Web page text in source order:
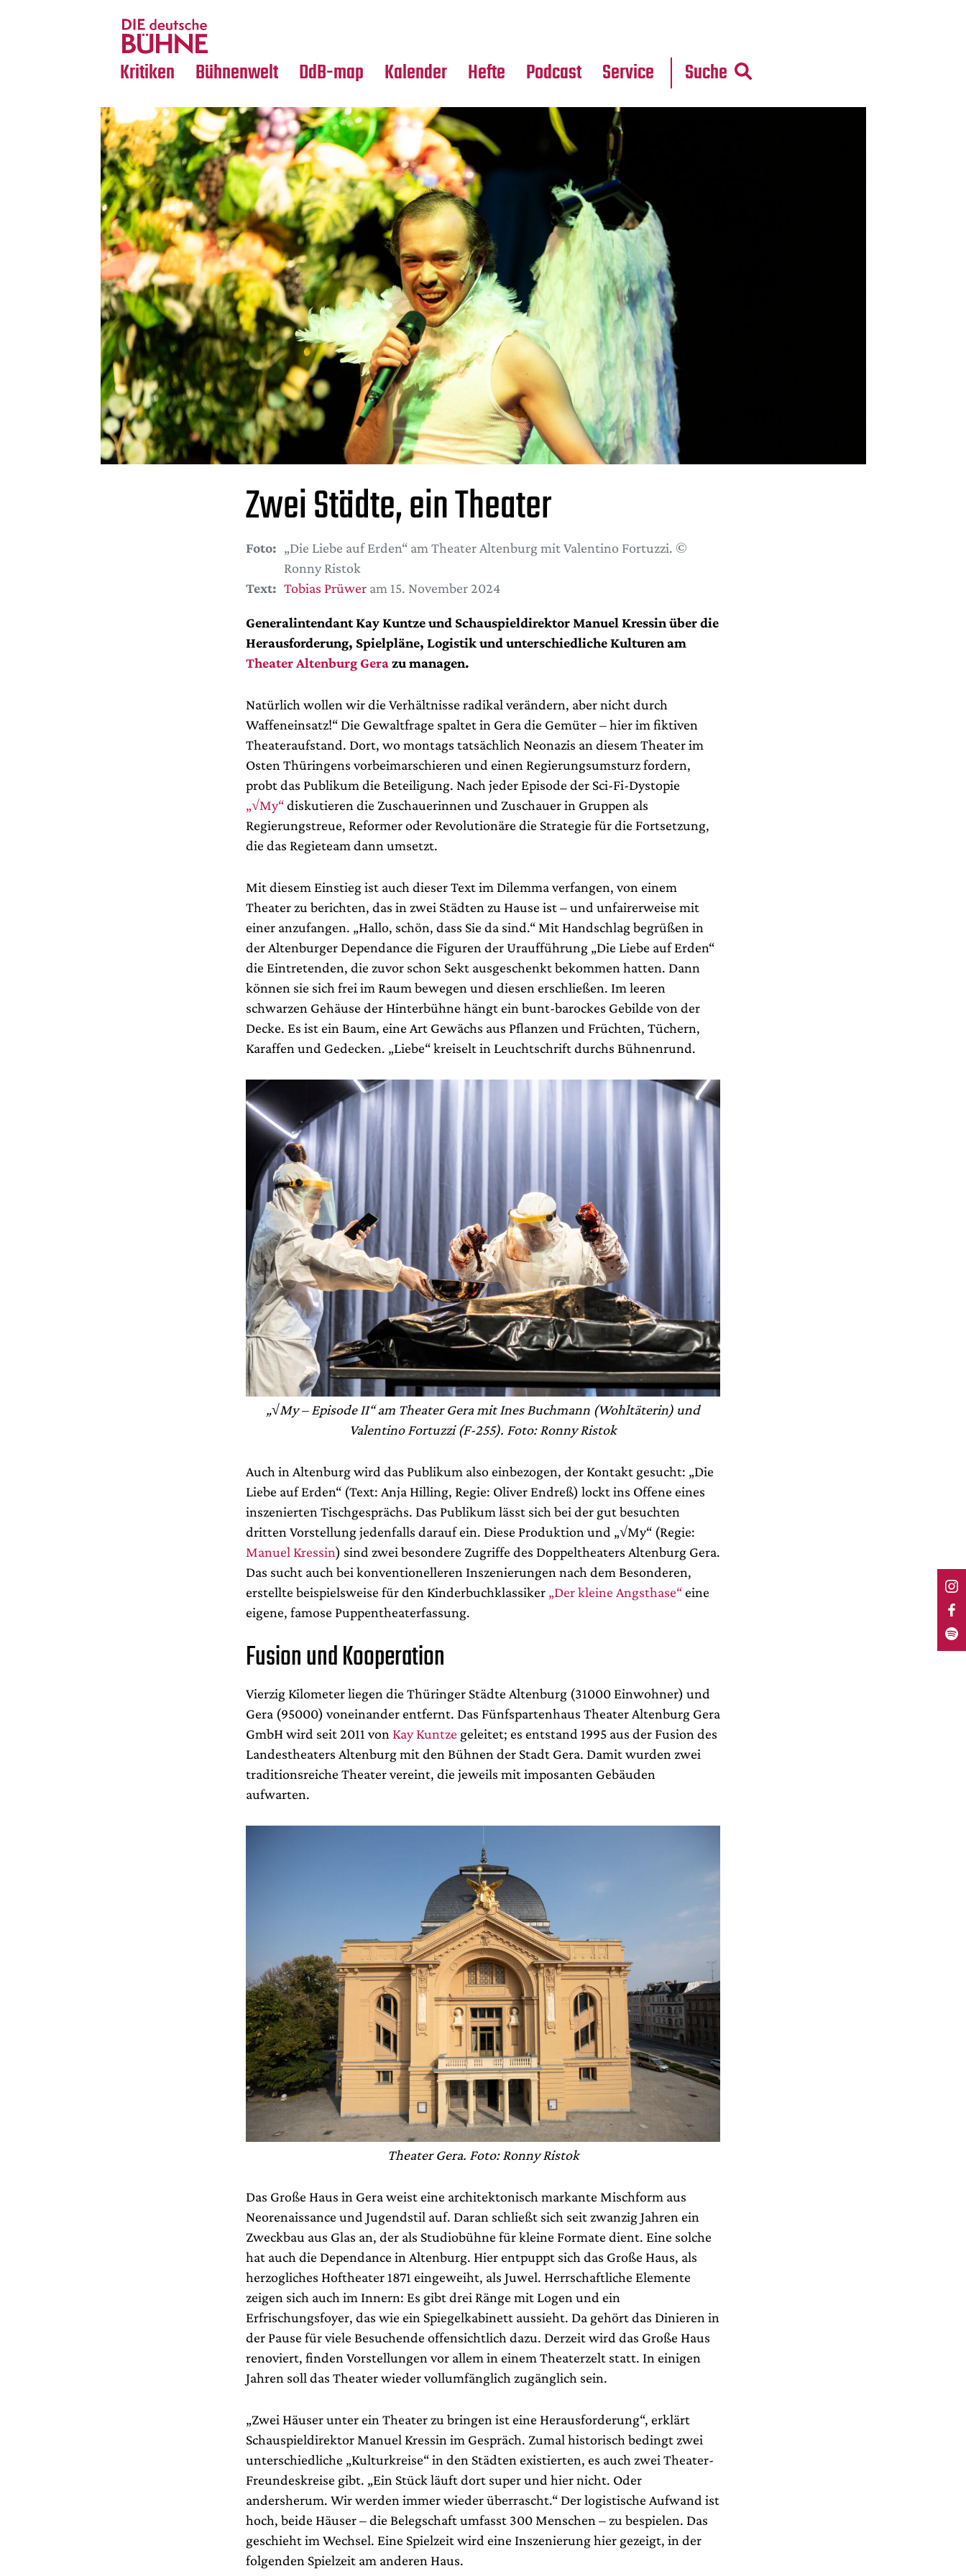
Kritiken
Crossover
Bühnenwelt
Medientipps
DdB-map Kalender Hefte Podcast Service Suche
Zwei Städte, ein Theater
Foto: „Die Liebe auf Erden“ am Theater Altenburg mit Valentino Fortuzzi. ©
Ronny Ristok
Text: Tobias Prüweram 15. November 2024
Generalintendant Kay Kuntze und Schauspieldirektor Manuel Kressin über die
Herausforderung, Spielpläne, Logistik und unterschiedliche Kulturen am
Theater Altenburg Gerazu managen.
Natürlich wollen wir die Verhältnisse radikal verändern, aber nicht durch
Waffeneinsatz!“ Die Gewaltfrage spaltet in Gera die Gemüter – hier im fiktiven
Theateraufstand. Dort, wo montags tatsächlich Neonazis an diesem Theater im
Osten Thüringens vorbeimarschieren und einen Regierungsumsturz fordern,
probt das Publikum die Beteiligung. Nach jeder Episode der Sci-Fi-Dystopie
„√My“diskutieren die Zuschauerinnen und Zuschauer in Gruppen als
Regierungstreue, Reformer oder Revolutionäre die Strategie für die Fortsetzung,
die das Regieteam dann umsetzt.
Mit diesem Einstieg ist auch dieser Text im Dilemma verfangen, von einem
Theater zu berichten, das in zwei Städten zu Hause ist – und unfairerweise mit
einer anzufangen. „Hallo, schön, dass Sie da sind.“ Mit Handschlag begrüßen in
der Altenburger Dependance die Figuren der Uraufführung „Die Liebe auf Erden“
die Eintretenden, die zuvor schon Sekt ausgeschenkt bekommen hatten. Dann
können sie sich frei im Raum bewegen und diesen erschließen. Im leeren
schwarzen Gehäuse der Hinterbühne hängt ein bunt-barockes Gebilde von der
Decke. Es ist ein Baum, eine Art Gewächs aus Pflanzen und Früchten, Tüchern,
Karaffen und Gedecken. „Liebe“ kreiselt in Leuchtschrift durchs Bühnenrund.
„√My – Episode II“ am Theater Gera mit Ines Buchmann (Wohltäterin) und
Valentino Fortuzzi (F-255). Foto: Ronny Ristok
Auch in Altenburg wird das Publikum also einbezogen, der Kontakt gesucht: „Die
Liebe auf Erden“ (Text: Anja Hilling, Regie: Oliver Endreß) lockt ins Offene eines
inszenierten Tischgesprächs. Das Publikum lässt sich bei der gut besuchten
dritten Vorstellung jedenfalls darauf ein. Diese Produktion und „√My“ (Regie:
Manuel Kressin) sind zwei besondere Zugriffe des Doppeltheaters Altenburg Gera.
Das sucht auch bei konventionelleren Inszenierungen nach dem Besonderen,
erstellte beispielsweise für den Kinderbuchklassiker „Der kleine Angsthase“eine
eigene, famose Puppentheaterfassung.
Fusion und Kooperation
Vierzig Kilometer liegen die Thüringer Städte Altenburg (31000 Einwohner) und
Gera (95000) voneinander entfernt. Das Fünfspartenhaus Theater Altenburg Gera
GmbH wird seit 2011 von Kay Kuntze geleitet; es entstand 1995 aus der Fusion des
Landestheaters Altenburg mit den Bühnen der Stadt Gera. Damit wurden zwei
traditionsreiche Theater vereint, die jeweils mit imposanten Gebäuden
aufwarten.
Theater Gera. Foto: Ronny Ristok
Das Große Haus in Gera weist eine architektonisch markante Mischform aus
Neorenaissance und Jugendstil auf. Daran schließt sich seit zwanzig Jahren ein
Zweckbau aus Glas an, der als Studiobühne für kleine Formate dient. Eine solche
hat auch die Dependance in Altenburg. Hier entpuppt sich das Große Haus, als
herzogliches Hoftheater 1871 eingeweiht, als Juwel. Herrschaftliche Elemente
zeigen sich auch im Innern: Es gibt drei Ränge mit Logen und ein
Erfrischungsfoyer, das wie ein Spiegelkabinett aussieht. Da gehört das Dinieren in
der Pause für viele Besuchende offensichtlich dazu. Derzeit wird das Große Haus
renoviert, finden Vorstellungen vor allem in einem Theaterzelt statt. In einigen
Jahren soll das Theater wieder vollumfänglich zugänglich sein.
„Zwei Häuser unter ein Theater zu bringen ist eine Herausforderung“, erklärt
Schauspieldirektor Manuel Kressin im Gespräch. Zumal historisch bedingt zwei
unterschiedliche „Kulturkreise“ in den Städten existierten, es auch zwei Theater-
Freundeskreise gibt. „Ein Stück läuft dort super und hier nicht. Oder
andersherum. Wir werden immer wieder überrascht.“ Der logistische Aufwand ist
hoch, beide Häuser – die Belegschaft umfasst 300 Menschen – zu bespielen. Das
geschieht im Wechsel. Eine Spielzeit wird eine Inszenierung hier gezeigt, in der
folgenden Spielzeit am anderen Haus.